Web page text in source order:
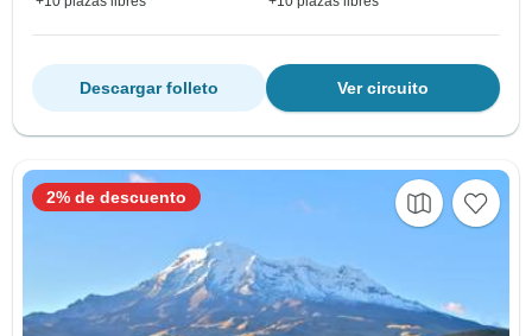
Ver circuito
Descargar folleto
2% de descuento